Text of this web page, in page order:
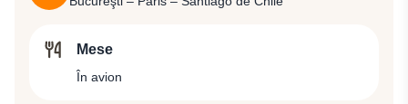
Mese
În avion